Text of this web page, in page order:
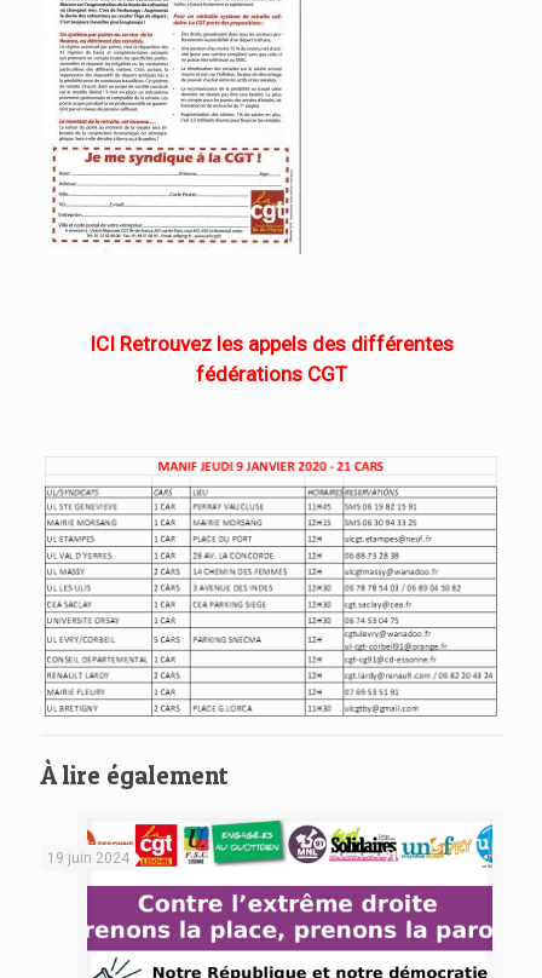
ICI Retrouvez les appels des différentes
fédérations CGT
À lire également
19 juin 2024